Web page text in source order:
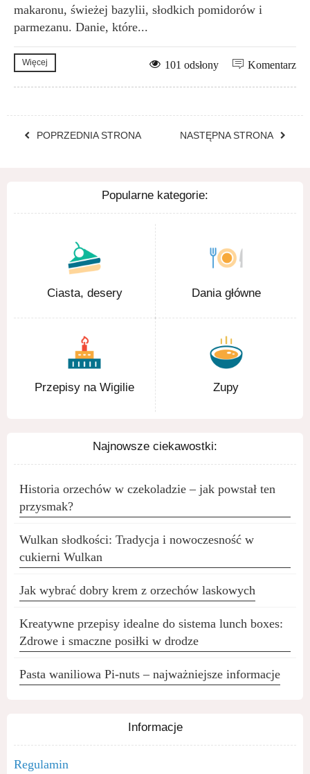
makaronu, świeżej bazylii, słodkich pomidorów i
parmezanu. Danie, które...
Więcej Komentarz
101 odsłony
POPRZEDNIA STRONA NASTĘPNA STRONA
Popularne kategorie:
Ciasta, desery Dania główne
Przepisy na Wigilie Zupy
Najnowsze ciekawostki:
Historia orzechów w czekoladzie – jak powstał ten
przysmak?
Wulkan słodkości: Tradycja i nowoczesność w
cukierni Wulkan
Jak wybrać dobry krem z orzechów laskowych
Kreatywne przepisy idealne do sistema lunch boxes:
Zdrowe i smaczne posiłki w drodze
Pasta waniliowa Pi-nuts – najważniejsze informacje
Informacje
Regulamin